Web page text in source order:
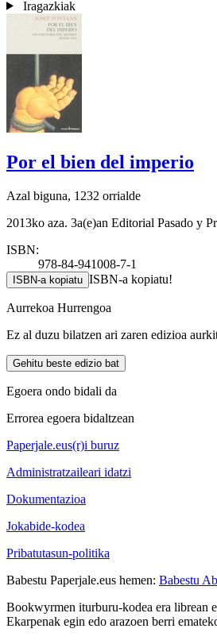
Iragazkiak
Por el bien del imperio
Azal biguna, 1232 orrialde
2013ko aza. 3a(e)an Editorial Pasado y
ISBN:
978-84-941008-7-1
ISBN-a kopiatu ISBN-a kopiatu!
Aurrekoa Hurrengoa
Ez al duzu bilatzen ari zaren edizioa
Gehitu beste edizio bat
Egoera ondo bidali da
Errorea egoera bidaltzean
Paperjale.eus(r)i buruz
Administratzaileari idatzi
Dokumentazioa
Jokabide-kodea
Pribatutasun-politika
Babestu Paperjale.eus hemen: Babestu
Bookwyrmen iturburu-kodea era librean
Ekarpenak egin edo arazoen berri